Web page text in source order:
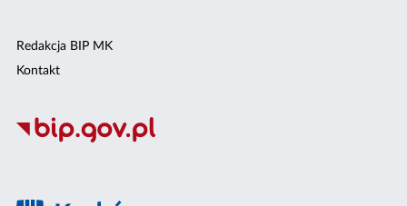
Redakcja BIP MK
Kontakt